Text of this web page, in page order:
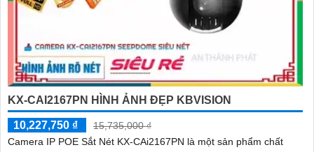
KX-CAI2167PN HÌNH ẢNH ĐẸP KBVISION
10,227,750 ₫
15,735,000 ₫
Camera IP POE Sắt Nét KX-CAi2167PN là một sản phẩm chất